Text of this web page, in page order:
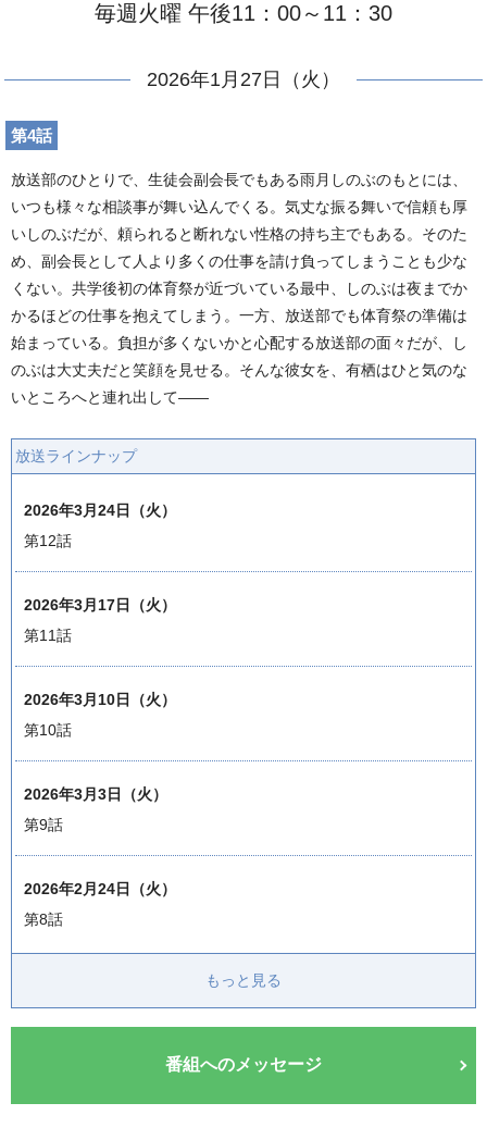
毎週火曜 午後11：00～11：30
2026年1月27日（火）
第4話
放送部のひとりで、生徒会副会長でもある雨月しのぶのもとには、
いつも様々な相談事が舞い込んでくる。気丈な振る舞いで信頼も厚
いしのぶだが、頼られると断れない性格の持ち主でもある。そのた
め、副会長として人より多くの仕事を請け負ってしまうことも少な
くない。共学後初の体育祭が近づいている最中、しのぶは夜までか
かるほどの仕事を抱えてしまう。一方、放送部でも体育祭の準備は
始まっている。負担が多くないかと心配する放送部の面々だが、し
のぶは大丈夫だと笑顔を見せる。そんな彼女を、有栖はひと気のな
いところへと連れ出して——
放送ラインナップ
2026年3月24日（火）
第12話
2026年3月17日（火）
第11話
2026年3月10日（火）
第10話
2026年3月3日（火）
第9話
2026年2月24日（火）
第8話
もっと見る
番組へのメッセージ